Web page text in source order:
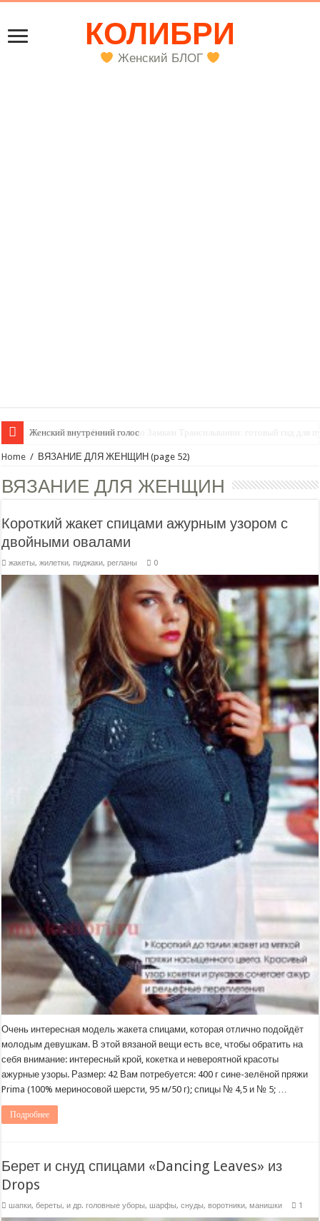
КОЛИБРИ
Женский БЛОГ
Женский внутренний голос
Home / ВЯЗАНИЕ ДЛЯ ЖЕНЩИН (page 52)
ВЯЗАНИЕ ДЛЯ ЖЕНЩИН
Короткий жакет спицами ажурным узором с
двойными овалами
жакеты, жилетки, пиджаки, регланы 0
Очень интересная модель жакета спицами, которая отлично подойдёт
молодым девушкам. В этой вязаной вещи есть все, чтобы обратить на
себя внимание: интересный крой, кокетка и невероятной красоты
ажурные узоры. Размер: 42 Вам потребуется: 400 г сине-зелёной пряжи
Prima (100% мериносовой шерсти, 95 м/50 г); спицы № 4,5 и № 5; …
Подробнее
Берет и снуд спицами «Dancing Leaves» из
Drops
шапки, береты, и др. головные уборы,шарфы, снуды, воротники, манишки 1